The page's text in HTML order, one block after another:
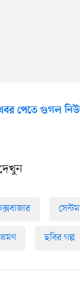
পেতে গুগল
ভ্রমণ ছবির গল্প